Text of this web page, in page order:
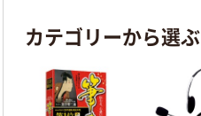
カテゴリーから選ぶ